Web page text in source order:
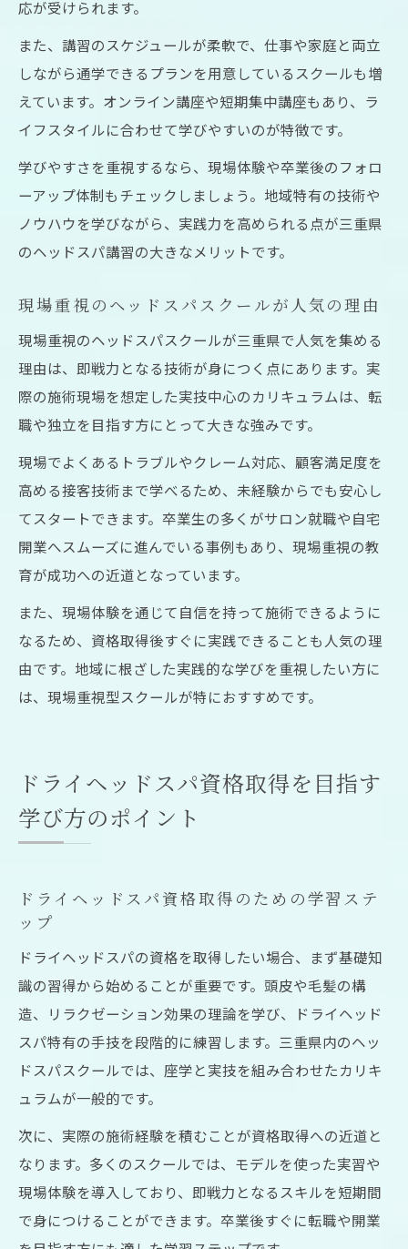
マンツーマン指導のヘッドスパスクールの
実践練習が充実したヘッドスパ講習の選び
方
応が受けられます。
また、講習のスケジュールが柔軟で、仕事や家庭と両立
しながら通学できるプランを用意しているスクールも増
えています。オンライン講座や短期集中講座もあり、ラ
イフスタイルに合わせて学びやすいのが特徴です。
学びやすさを重視するなら、現場体験や卒業後のフォロ
ーアップ体制もチェックしましょう。地域特有の技術や
ノウハウを学びながら、実践力を高められる点が三重県
のヘッドスパ講習の大きなメリットです。
現場重視のヘッドスパスクールが人気の理由
現場重視のヘッドスパスクールが三重県で人気を集める
理由は、即戦力となる技術が身につく点にあります。実
際の施術現場を想定した実技中心のカリキュラムは、転
職や独立を目指す方にとって大きな強みです。
現場でよくあるトラブルやクレーム対応、顧客満足度を
高める接客技術まで学べるため、未経験からでも安心し
てスタートできます。卒業生の多くがサロン就職や自宅
開業へスムーズに進んでいる事例もあり、現場重視の教
育が成功への近道となっています。
また、現場体験を通じて自信を持って施術できるように
なるため、資格取得後すぐに実践できることも人気の理
由です。地域に根ざした実践的な学びを重視したい方に
は、現場重視型スクールが特におすすめです。
ドライヘッドスパ資格取得を目指す
学び方のポイント
ドライヘッドスパ資格取得のための学習ステ
ップ
ドライヘッドスパの資格を取得したい場合、まず基礎知
識の習得から始めることが重要です。頭皮や毛髪の構
造、リラクゼーション効果の理論を学び、ドライヘッド
スパ特有の手技を段階的に練習します。三重県内のヘッ
ドスパスクールでは、座学と実技を組み合わせたカリキ
ュラムが一般的です。
次に、実際の施術経験を積むことが資格取得への近道と
なります。多くのスクールでは、モデルを使った実習や
現場体験を導入しており、即戦力となるスキルを短期間
で身につけることができます。卒業後すぐに転職や開業